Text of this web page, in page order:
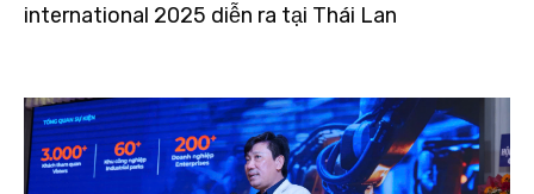
international 2025 diễn ra tại Thái Lan